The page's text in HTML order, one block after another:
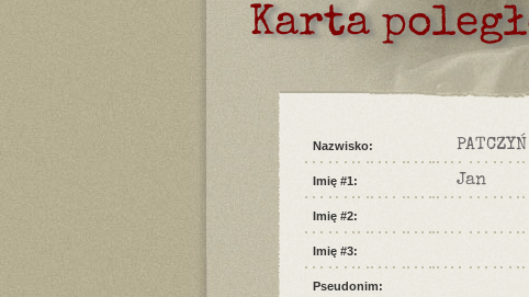
Karta
Nazwisko: PATCZYŃ
Imię #1: Jan
Imię #2:
Imię #3:
Pseudonim: